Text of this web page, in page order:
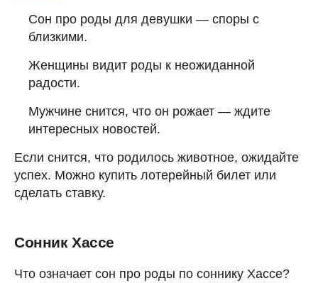
Сон про роды для девушки — споры с
близкими.
Женщины видит роды к неожиданной
радости.
Мужчине снится, что он рожает — ждите
интересных новостей.
Если снится, что родилось животное, ожидайте
успех. Можно купить лотерейный билет или
сделать ставку.
Сонник Хассе
Что означает сон про роды по соннику Хассе?